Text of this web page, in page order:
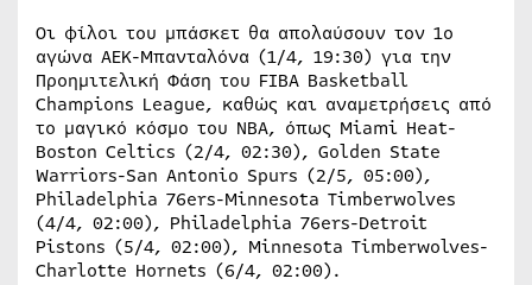
Οι φίλοι του μπάσκετ θα απολαύσουν τον 1ο
αγώνα ΑΕΚ-Μπανταλόνα (1/4, 19:30) για την
Προημιτελική Φάση του FIBA Basketball
Champions League, καθώς και αναμετρήσεις από
το μαγικό κόσμο του ΝΒΑ, όπως Miami Heat-
Boston Celtics (2/4, 02:30), Golden State
Warriors-San Antonio Spurs (2/5, 05:00),
Philadelphia 76ers-Minnesota Timberwolves
(4/4, 02:00), Philadelphia 76ers-Detroit
Pistons (5/4, 02:00), Minnesota Timberwolves-
Charlotte Hornets (6/4, 02:00).